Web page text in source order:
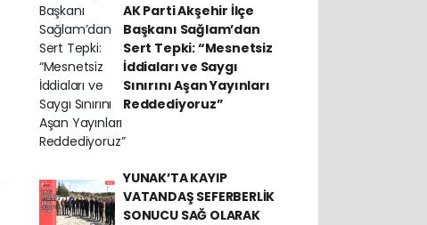
AK Parti Akşehir İlçe
Başkanı Sağlam’dan
Sert Tepki: “Mesnetsiz
İddiaları ve Saygı
Sınırını Aşan Yayınları
Reddediyoruz”
YUNAK’TA KAYIP
VATANDAŞ SEFERBERLİK
SONUCU SAĞ OLARAK